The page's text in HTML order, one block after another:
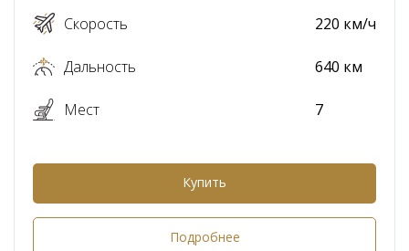
Скорость
Дальность
Мест
220 км/ч
640 км
7
Купить
Подробнее